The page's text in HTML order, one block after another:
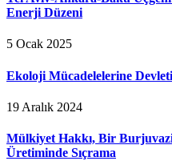
Enerji Düzeni
5 Ocak 2025
Ekoloji Mücadelelerine
19 Aralık 2024
Mülkiyet Hakkı, Bir
Üretiminde Sıçrama